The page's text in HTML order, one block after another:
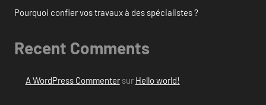
Pourquoi confier vos travaux à des spécialistes ?
Recent Comments
A WordPress Commentersur Hello world!